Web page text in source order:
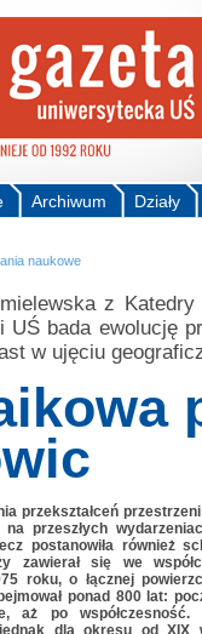
Działy
Archiwum
naukowe
z
UŚ bada ewolucję
w ujęciu
przekształceń
przeszłych
postanowiła również
zawierał się we
roku, o łącznej
ponad 800 lat:
aż po współczesność.
jednak dla okresu od